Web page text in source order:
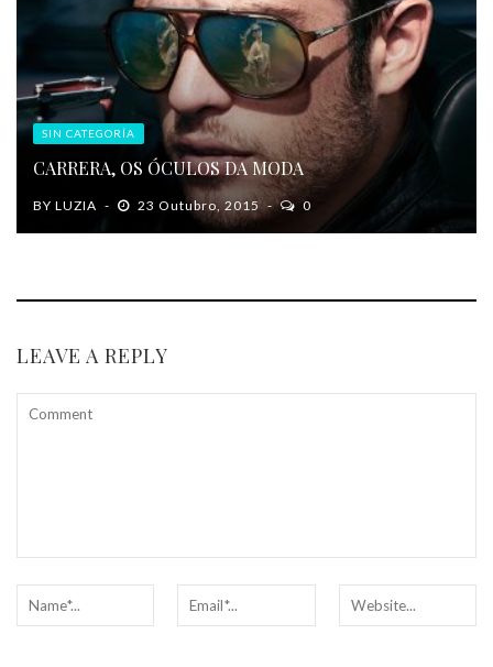
SIN CATEGORÍA
CARRERA, OS ÓCULOS DA MODA
BY LUZIA 23 Outubro, 2015 0
LEAVE A REPLY